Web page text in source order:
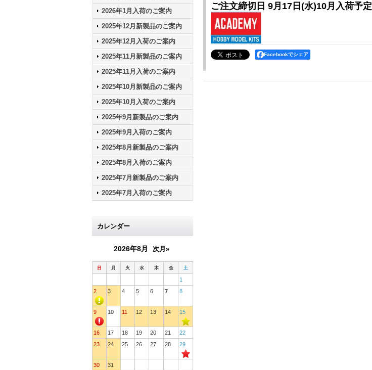
2026年1月入荷のご案内
2025年12月新製品のご案内
2025年12月入荷のご案内
2025年11月新製品のご案内
2025年11月入荷のご案内
2025年10月新製品のご案内
2025年10月入荷のご案内
2025年9月新製品のご案内
2025年9月入荷のご案内
2025年8月新製品のご案内
2025年8月入荷のご案内
2025年7月新製品のご案内
2025年7月入荷のご案内
カレンダー
2026年8月 次月»
日 月 火 水 木 金 土
1
2
3 4 5 6 7 8
9 10 11 12 13 14 15
16 17 18 19 20 21
22
23
24 25 26 27 28 29
30 31
ご注文締切日 9月17日(水)10月入荷予定
Facebookでシェア